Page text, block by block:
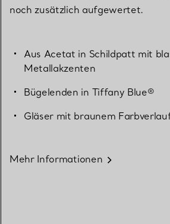
noch zusätzlich aufgewertet.
Aus Acetat in Schildpatt mit
Metallakzenten
Bügelenden in Tiffany Blue®
Gläser mit braunem
Mehr Informationen